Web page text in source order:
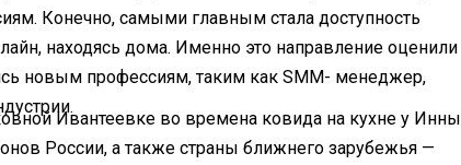
Конечно, самыми главным стала доступность
находясь дома. Именно это направление оценили
новым профессиям, таким как SMM- менеджер,
Ивантеевке во времена ковида на кухне у Инны
России, а также страны ближнего зарубежья —